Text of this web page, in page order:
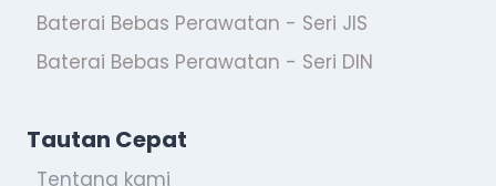
Baterai Bebas Perawatan - Seri JIS
Baterai Bebas Perawatan - Seri DIN
Tautan Cepat
Tentang kami